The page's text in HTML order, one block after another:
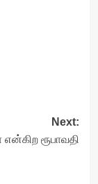
Next:
என்கிற ரூபாவதி